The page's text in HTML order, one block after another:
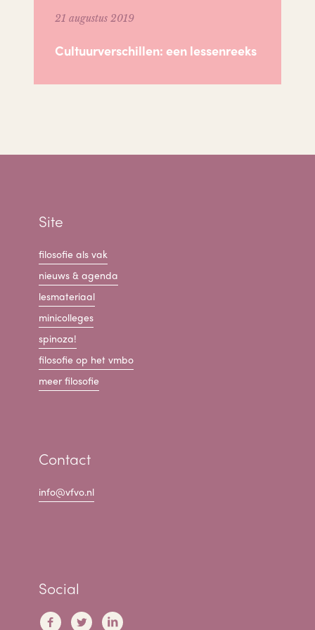
21 augustus 2019
Cultuurverschillen: een lessenreeks
Site
filosofie als vak
nieuws & agenda
lesmateriaal
minicolleges
spinoza!
filosofie op het vmbo
meer filosofie
Contact
info@vfvo.nl
Social